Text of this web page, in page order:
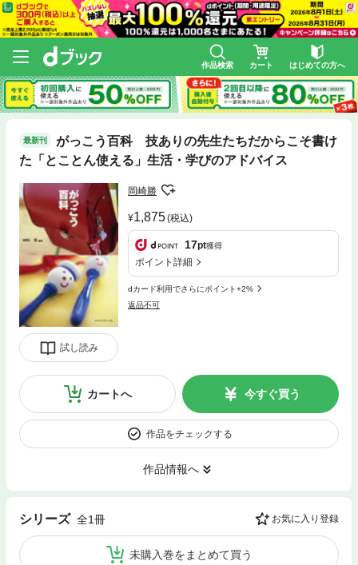
作品検索 カート はじめての方へ
最新刊
がっこう百科 技ありの先生たちだからこそ書け
た「とことん使える」生活・学びのアドバイス
試し読み
岡崎勝
1,875(税込)
17pt獲得
ポイント詳細
dカード利用でさらにポイント+2%
返品不可
カートへ 今すぐ買う
作品をチェックする
作品情報へ
シリーズ 全1冊 お気に入り登録
未購入巻をまとめて買う